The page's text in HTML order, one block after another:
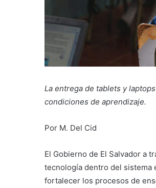
La entrega de tablets y
condiciones de aprendizaje.
Por M. Del Cid
El Gobierno de El Salvador a
tecnología dentro del sistema
fortalecer los procesos de